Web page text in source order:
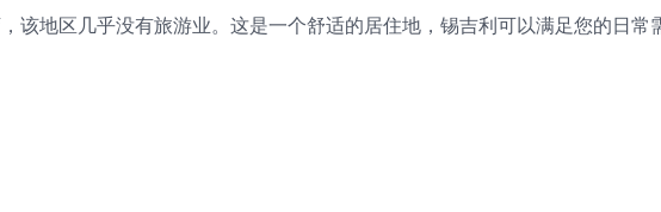
该地区几乎没有旅游业。这是一个舒适的居住地，锡吉利可以满足您的日常